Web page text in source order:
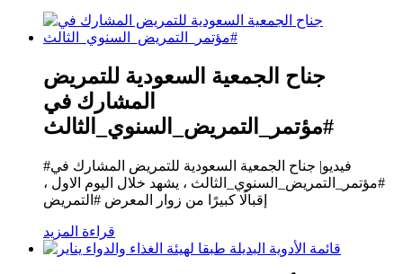
جناح الجمعية السعودية للتمريض
المشارك في
#مؤتمر_التمريض_السنوي_الثالث
#فيديو| جناح الجمعية السعودية للتمريض المشارك في
#مؤتمر_التمريض_السنوي_الثالث ، يشهد خلال اليوم الاول ،
إقبالًا كبيرًا من زوار المعرض #التمريض
قراءة المزيد